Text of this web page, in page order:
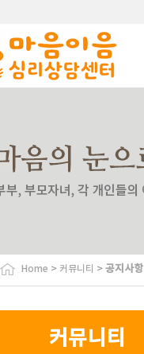
협력기관
Home > 커뮤니티 >공지사항
커뮤니티